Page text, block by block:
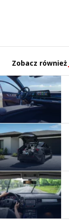
Zobacz również